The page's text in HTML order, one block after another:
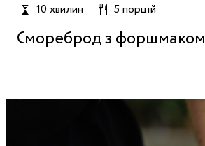
10 хвилин 5 порцій
Смореброд з форшмаком